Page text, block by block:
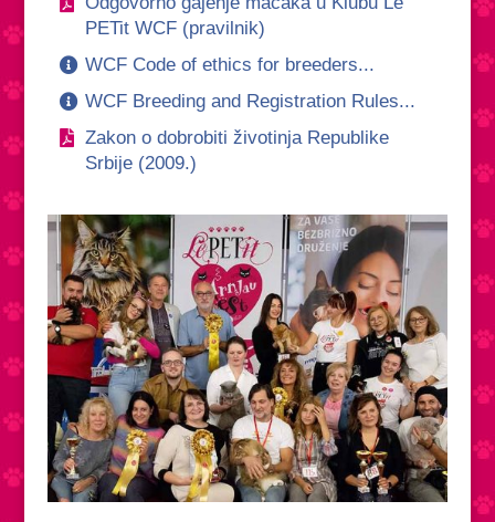
PETit WCF (pravilnik)
WCF Code of ethics for breeders...
WCF Breeding and Registration Rules...
Zakon o dobrobiti životinja Republike
Srbije (2009.)